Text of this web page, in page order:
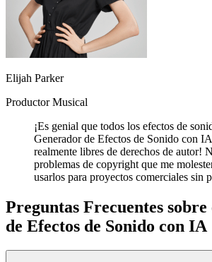
Elijah Parker
Productor Musical
¡Es genial que todos los efectos de
Generador de Efectos de Sonido con
realmente libres de derechos de autor!
problemas de copyright que me
usarlos para proyectos comerciales sin
Preguntas Frecuentes
de Efectos de Sonido con IA